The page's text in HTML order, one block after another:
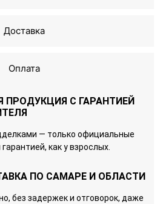
Доставка
Оплата
ПРОДУКЦИЯ С ГАРАНТИЕЙ
— только официальные
как у взрослых.
ПО САМАРЕ И ОБЛАСТИ
без задержек и отговорок, даже